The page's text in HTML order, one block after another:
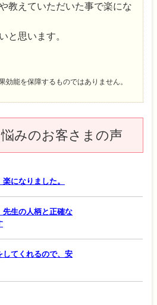
教えていただいた事で楽にな
と思います。
能を保障するものではありません。
みのお客さまの声
になりました。
先生の人柄と正確な
してくれるので、安